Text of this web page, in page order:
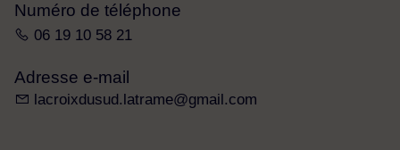
Numéro de téléphone
06 19 10 58 21
Adresse e-mail
lacroixdusud.latrame@gmail.com